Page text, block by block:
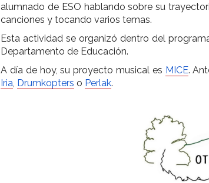
alumnado de ESO hablando sobre su
canciones y tocando varios temas.
Esta actividad se organizó dentro del
Departamento de Educación.
A día de hoy, su proyecto musical es MICE.
Iria, Drumkopters o Perlak.